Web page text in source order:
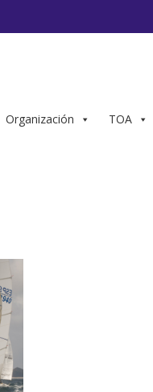
Organización TOA